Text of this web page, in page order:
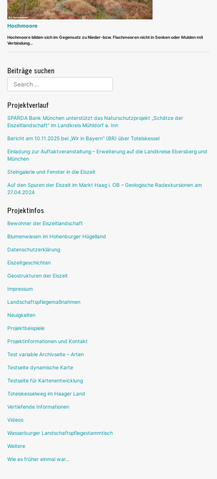
Hochmoore
Hochmoore bilden sich im Gegensatz zu Nieder-bzw. Flachmooren nicht in Senken oder Mulden mit
Verbindung…
Beiträge suchen
Projektverlauf
SPARDA Bank München unterstützt das Naturschutzprojekt „Schätze der
Eiszeitlandschaft“ im Landkreis Mühldorf a. Inn
Bericht am 10.11.2025 bei „Wir in Bayern“ (BR) über Toteiskessel
Einladung zur Auftaktveranstaltung – Erweiterung auf die Landkreise Ebersberg und
München
Steingalerie und Fenster in die Eiszeit
Auf den Spuren der Eiszeit im Markt Haag i. OB – Geologische Radexkursionen am
27.04.2024
Projektinfos
Bewohner der Eiszeitlandschaft
Blumenwiesen im Hohenburger Hügelland
Datenschutzerklärung
Eiszeitgeschichten
Geostrukturen der Eiszeit
Impressum
Landschaftspflegemaßnahmen
Neuigkeiten
Projektbeispiele
Projektinformationen und Kontakt
Test variable Archivseite – Arten
Testseite dynamische Karte
Testseite für Kartenentwicklung
Toteiskesselweg im Haager Land
Vertiefende Informationen
Videos
Wasserburger Landschaftspflegestammtisch
Weitere
Wie es früher einmal war…